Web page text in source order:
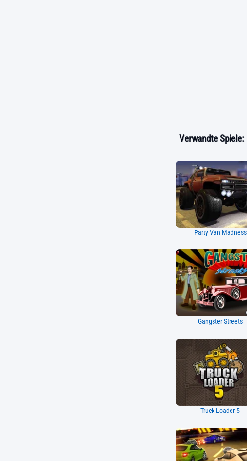
Verwandte Spiele:
Party Van Madness
Gangster Streets
Truck Loader 5